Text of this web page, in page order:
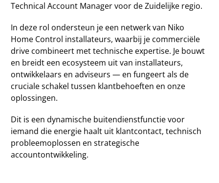
Technical Account Manager voor de Zuidelijke regio.
In deze rol ondersteun je een netwerk van Niko
Home Control installateurs, waarbij je commerciële
drive combineert met technische expertise. Je bouwt
en breidt een ecosysteem uit van installateurs,
ontwikkelaars en adviseurs — en fungeert als de
cruciale schakel tussen klantbehoeften en onze
oplossingen.
Dit is een dynamische buitendienstfunctie voor
iemand die energie haalt uit klantcontact, technisch
probleemoplossen en strategische
accountontwikkeling.